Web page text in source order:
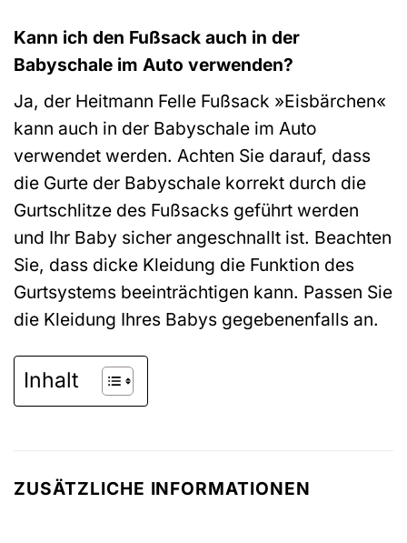
Kann ich den Fußsack auch in der
Babyschale im Auto verwenden?
Ja, der Heitmann Felle Fußsack »Eisbärchen«
kann auch in der Babyschale im Auto
verwendet werden. Achten Sie darauf, dass
die Gurte der Babyschale korrekt durch die
Gurtschlitze des Fußsacks geführt werden
und Ihr Baby sicher angeschnallt ist. Beachten
Sie, dass dicke Kleidung die Funktion des
Gurtsystems beeinträchtigen kann. Passen Sie
die Kleidung Ihres Babys gegebenenfalls an.
Inhalt
ZUSÄTZLICHE INFORMATIONEN